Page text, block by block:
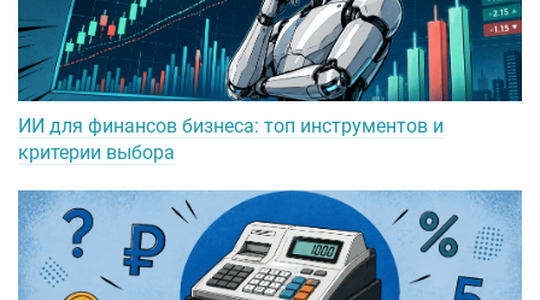
ИИ для финансов бизнеса: топ инструментов и
критерии выбора